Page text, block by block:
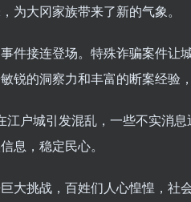
为大冈家族带来了新的气象。
件接连登场。特殊诈骗案件
锐的洞察力和丰富的断案经验
户城引发混乱，一些不实消
息，稳定民心。
大挑战，百姓们人心惶惶，